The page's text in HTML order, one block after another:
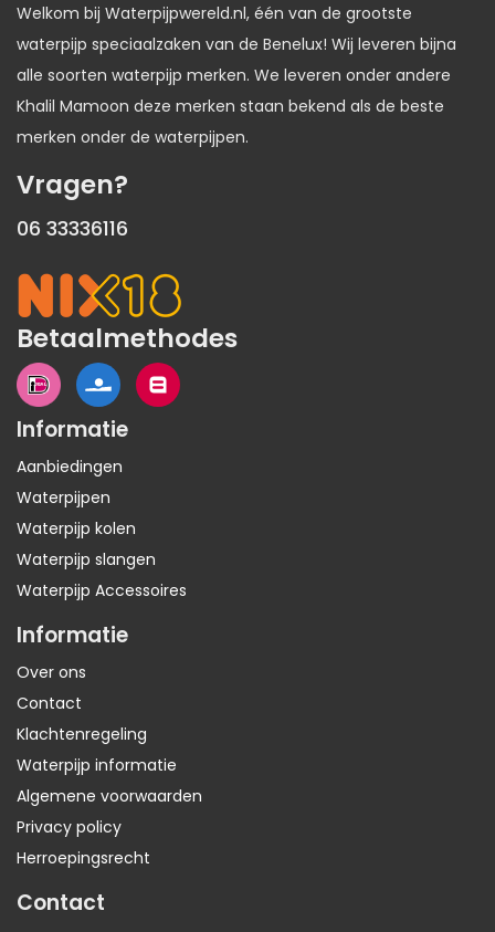
Welkom bij Waterpijpwereld.nl, één van de grootste
waterpijp speciaalzaken van de Benelux! Wij leveren bijna
alle soorten waterpijp merken. We leveren onder andere
Khalil Mamoon deze merken staan bekend als de beste
merken onder de waterpijpen.
Vragen?
06 33336116
Betaalmethodes
Informatie
Aanbiedingen
Waterpijpen
Waterpijp kolen
Waterpijp slangen
Waterpijp Accessoires
Informatie
Over ons
Contact
Klachtenregeling
Waterpijp informatie
Algemene voorwaarden
Privacy policy
Herroepingsrecht
Contact